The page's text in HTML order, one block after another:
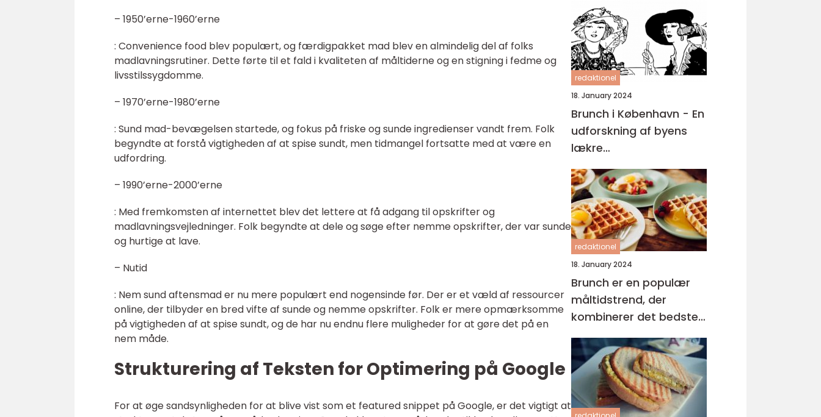
– 1950’erne-1960’erne
: Convenience food blev populært, og færdigpakket mad blev en almindelig del af folks
madlavningsrutiner. Dette førte til et fald i kvaliteten af måltiderne og en stigning i fedme og
livsstilssygdomme.
– 1970’erne-1980’erne
: Sund mad-bevægelsen startede, og fokus på friske og sunde ingredienser vandt frem. Folk
begyndte at forstå vigtigheden af at spise sundt, men tidmangel fortsatte med at være en
udfordring.
– 1990’erne-2000’erne
: Med fremkomsten af internettet blev det lettere at få adgang til opskrifter og
madlavningsvejledninger. Folk begyndte at dele og søge efter nemme opskrifter, der var sunde
og hurtige at lave.
– Nutid
: Nem sund aftensmad er nu mere populært end nogensinde før. Der er et væld af ressourcer
online, der tilbyder en bred vifte af sunde og nemme opskrifter. Folk er mere opmærksomme
på vigtigheden af at spise sundt, og de har nu endnu flere muligheder for at gøre det på en
nem måde.
Strukturering af Teksten for Optimering på Google
For at øge sandsynligheden for at blive vist som et featured snippet på Google, er det vigtigt at
hvor der findes en bred
vifte af restauranter,
caféer og spisesteder
redaktionel
18. January 2024
Brunch i København - En
udforskning af byens
lækre
morgenmadsoplevelser
redaktionel
18. January 2024
Brunch er en populær
måltidstrend, der
kombinerer det bedste
fra morgenmad og
frokost